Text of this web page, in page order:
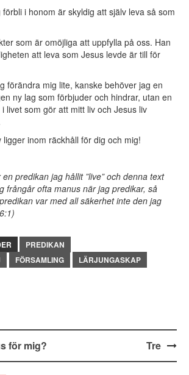
i honom är skyldig att själv leva så som
som är omöjliga att uppfylla på oss. Han
att leva som Jesus levde är till för
förändra mig lite, kanske behöver jag en
ny lag som förbjuder och hindrar, utan en
livet som gör att mitt liv och Jesus liv
inom räckhåll för dig och mig!
predikan jag hållit ”live” och denna text
frångår ofta manus när jag predikar, så
var med all säkerhet inte den jag
PREDIKAN
FÖRSAMLING
LÄRJUNGASKAP
för mig? Tre